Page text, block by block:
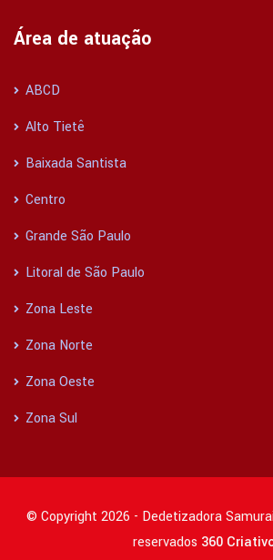
Área de atuação
ABCD
Alto Tietê
Baixada Santista
Centro
Grande São Paulo
Litoral de São Paulo
Zona Leste
Zona Norte
Zona Oeste
Zona Sul
© Copyright 2026 - Dedetizadora
reservados 360